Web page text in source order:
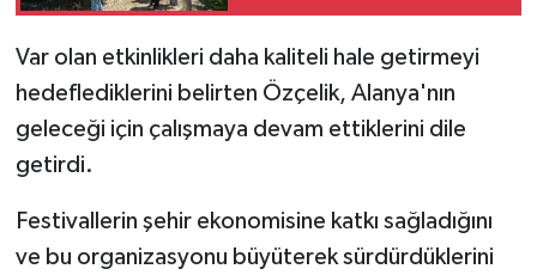
Var olan etkinlikleri daha kaliteli hale getirmeyi
hedeflediklerini belirten Özçelik, Alanya'nın
geleceği için çalışmaya devam ettiklerini dile
getirdi.
Festivallerin şehir ekonomisine katkı sağladığını
ve bu organizasyonu büyüterek sürdürdüklerini